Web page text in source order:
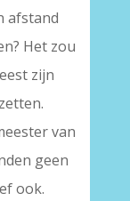
afstand
Het zou
zijn
van
geen
ook.